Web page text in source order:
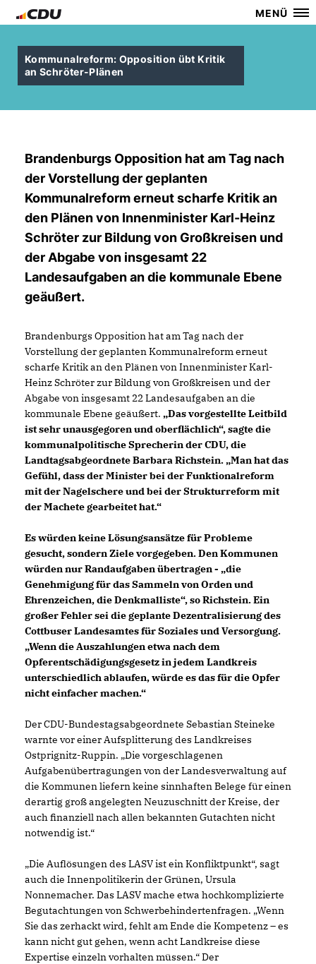
MENÜ
Kommunalreform: Opposition übt Kritik
an Schröter-Plänen
Brandenburgs Opposition hat am Tag nach
der Vorstellung der geplanten
Kommunalreform erneut scharfe Kritik an
den Plänen von Innenminister Karl-Heinz
Schröter zur Bildung von Großkreisen und
der Abgabe von insgesamt 22
Landesaufgaben an die kommunale Ebene
geäußert.
Brandenburgs Opposition hat am Tag nach der
Vorstellung der geplanten Kommunalreform erneut
scharfe Kritik an den Plänen von Innenminister Karl-
Heinz Schröter zur Bildung von Großkreisen und der
Abgabe von insgesamt 22 Landesaufgaben an die
kommunale Ebene geäußert. Das vorgestellte Leitbild
ist sehr unausgegoren und oberflächlich“, sagte die
kommunalpolitische Sprecherin der CDU, die
Landtagsabgeordnete Barbara Richstein. „Man hat das
Gefühl, dass der Minister bei der Funktionalreform
mit der Nagelschere und bei der Strukturreform mit
der Machete gearbeitet hat.“
Es würden keine Lösungsansätze für Probleme
gesucht, sondern Ziele vorgegeben. Den Kommunen
würden nur Randaufgaben übertragen - „die
Genehmigung für das Sammeln von Orden und
Ehrenzeichen, die Denkmalliste“, so Richstein. Ein
großer Fehler sei die geplante Dezentralisierung des
Cottbuser Landesamtes für Soziales und Versorgung.
Wenn die Auszahlungen etwa nach dem
Opferentschädigungsgesetz in jedem Landkreis
unterschiedlich ablaufen, würde es das für die Opfer
nicht einfacher machen.“
Der CDU-Bundestagsabgeordnete Sebastian Steineke
warnte vor einer Aufsplitterung des Landkreises
Ostprignitz-Ruppin. „Die vorgeschlagenen
Aufgabenübertragungen von der Landesverwaltung auf
die Kommunen liefern keine sinnhaften Belege für einen
derartig groß angelegten Neuzuschnitt der Kreise, der
auch finanziell nach allen bekannten Gutachten nicht
notwendig ist.“
Die Auflösungen des LASV ist ein Konfliktpunkt“, sagt
auch die Innenpolitikerin der Grünen, Ursula
Nonnemacher. Das LASV mache etwa hochkomplizierte
Begutachtungen von Schwerbehindertenfragen. „Wenn
Sie das zerhackt wird, fehlt am Ende die Kompetenz – es
kann nicht gut gehen, wenn acht Landkreise diese
Expertise einzeln vorhalten müssen.“ Der